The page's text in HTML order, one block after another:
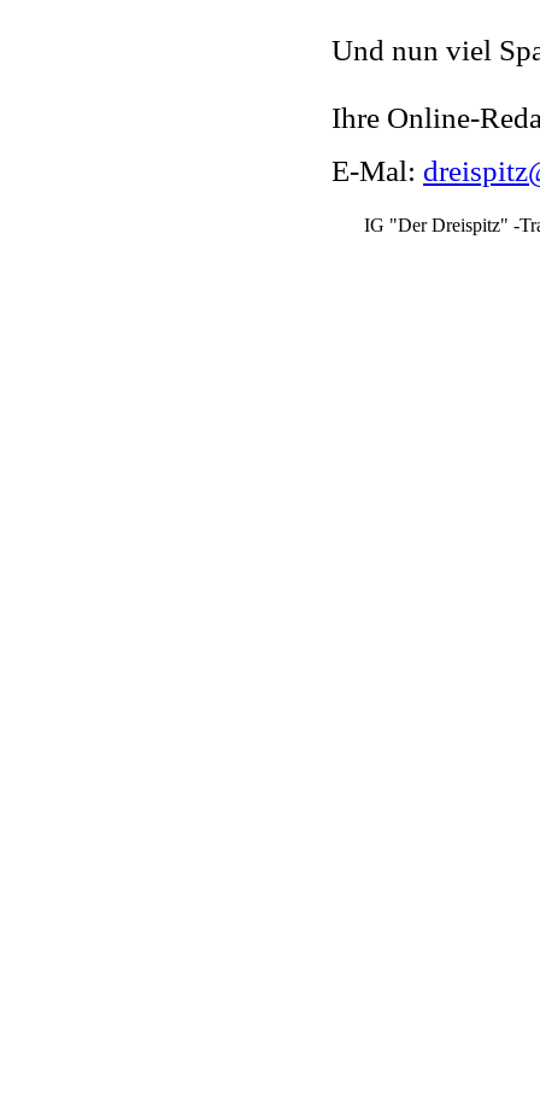
Und nun viel
Ihre Online-
E-Mal:
IG "Der Dreispitz" -